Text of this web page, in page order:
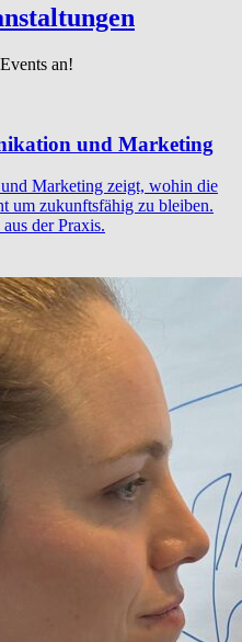
an!
und Marketing
Marketing zeigt, wohin die
um zukunftsfähig zu bleiben.
der Praxis.